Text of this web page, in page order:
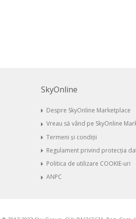
SkyOnline
Despre SkyOnline Marketplace
Vreau să vând pe SkyOnline
Termeni și condiții
Regulament privind protecția
Politica de utilizare COOKIE-uri
ANPC